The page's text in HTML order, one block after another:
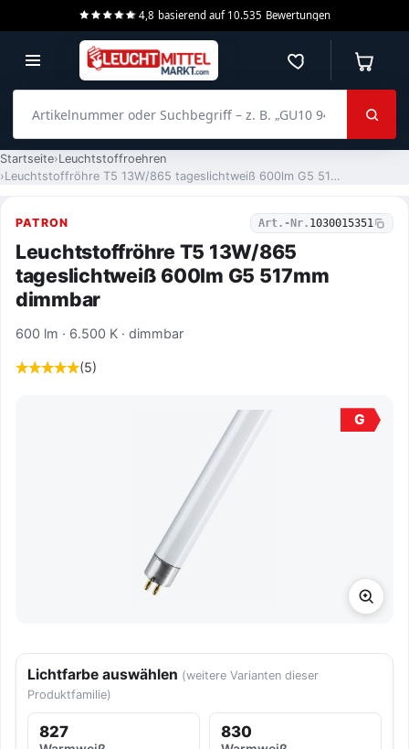
4,8 basierend auf 10.535 Bewertungen
Merkzettel
Startseite Leuchtstoffroehren
Leuchtstoffröhre T5 13W/865 tageslichtweiß 600lm G5 517mm dimmbar
PATRON Art.-Nr. 1030015351
Leuchtstoffröhre T5 13W/865
tageslichtweiß 600lm G5 517mm
dimmbar
600 lm · 6.500 K · dimmbar
(5)
G
Lichtfarbe auswählen (weitere Varianten dieser
Produktfamilie)
827 830